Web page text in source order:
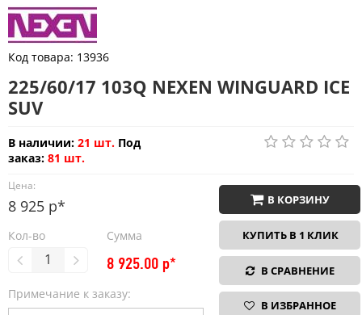
Код товара: 13936
225/60/17 103Q NEXEN WINGUARD ICE
SUV
В наличии: 21 шт. Под
заказ: 81 шт.
Цена:
8 925 р*
Кол-во Сумма
8 925.00 р*
Примечание к заказу:
В КОРЗИНУ
КУПИТЬ В 1 КЛИК
В СРАВНЕНИЕ
В ИЗБРАННОЕ